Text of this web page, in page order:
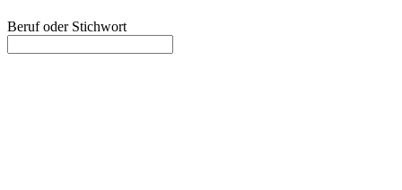
Beruf oder Stichwort